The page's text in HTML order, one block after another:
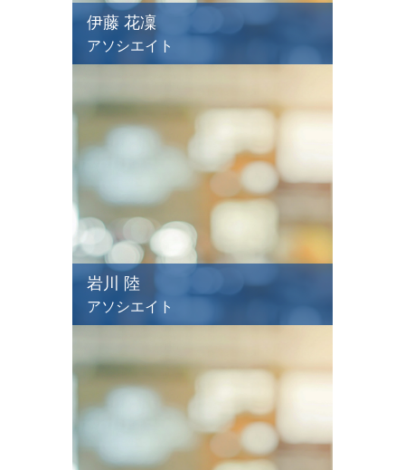
伊藤 花凜
アソシエイト
岩川 陸
アソシエイト